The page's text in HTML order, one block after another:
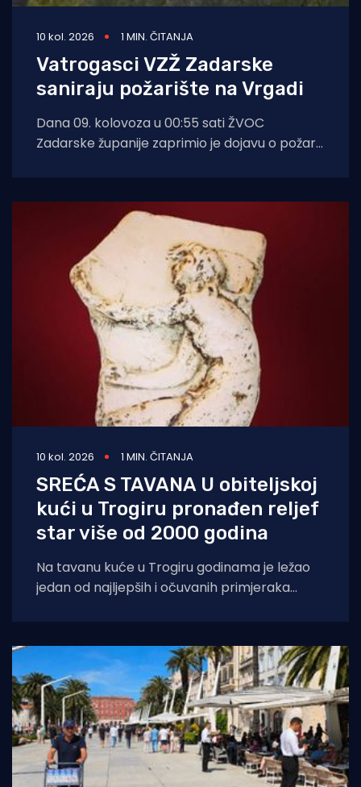
10 kol. 2026 1 MIN. ČITANJA
Vatrogasci VZŽ Zadarske
saniraju požarište na Vrgadi
Dana 09. kolovoza u 00:55 sati ŽVOC
Zadarske županije zaprimio je dojavu o požaru
10 kol. 2026 1 MIN. ČITANJA
SREĆA S TAVANA U obiteljskoj
kući u Trogiru pronađen reljef
star više od 2000 godina
Na tavanu kuće u Trogiru godinama je ležao
jedan od najljepših i očuvanih primjeraka